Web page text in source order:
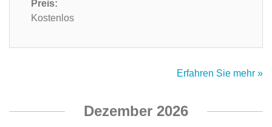
Preis:
Kostenlos
Erfahren Sie mehr »
Dezember 2026